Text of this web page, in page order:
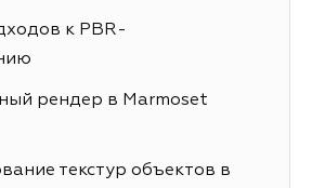
к PBR-
рендер в Marmoset
текстур объектов в